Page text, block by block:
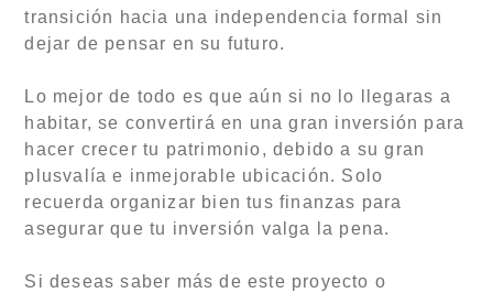
transición hacia una independencia formal sin
dejar de pensar en su futuro.
Lo mejor de todo es que aún si no lo llegaras a
habitar, se convertirá en una gran inversión para
hacer crecer tu patrimonio, debido a su gran
plusvalía e inmejorable ubicación. Solo
recuerda organizar bien tus finanzas para
asegurar que tu inversión valga la pena.
Si deseas saber más de este proyecto o